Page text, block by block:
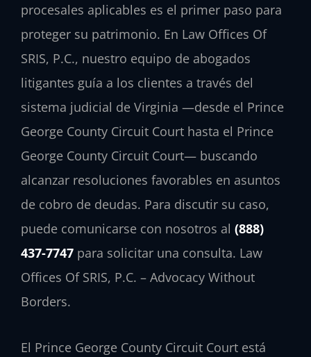
procesales aplicables es el primer paso para
proteger su patrimonio. En Law Offices Of
SRIS, P.C., nuestro equipo de abogados
litigantes guía a los clientes a través del
sistema judicial de Virginia —desde el Prince
George County Circuit Court hasta el Prince
George County Circuit Court— buscando
alcanzar resoluciones favorables en asuntos
de cobro de deudas. Para discutir su caso,
puede comunicarse con nosotros al (888)
437-7747 para solicitar una consulta. Law
Offices Of SRIS, P.C. – Advocacy Without
Borders.
El Prince George County Circuit Court está